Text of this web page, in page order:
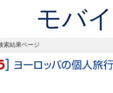
モバ
結果ページ